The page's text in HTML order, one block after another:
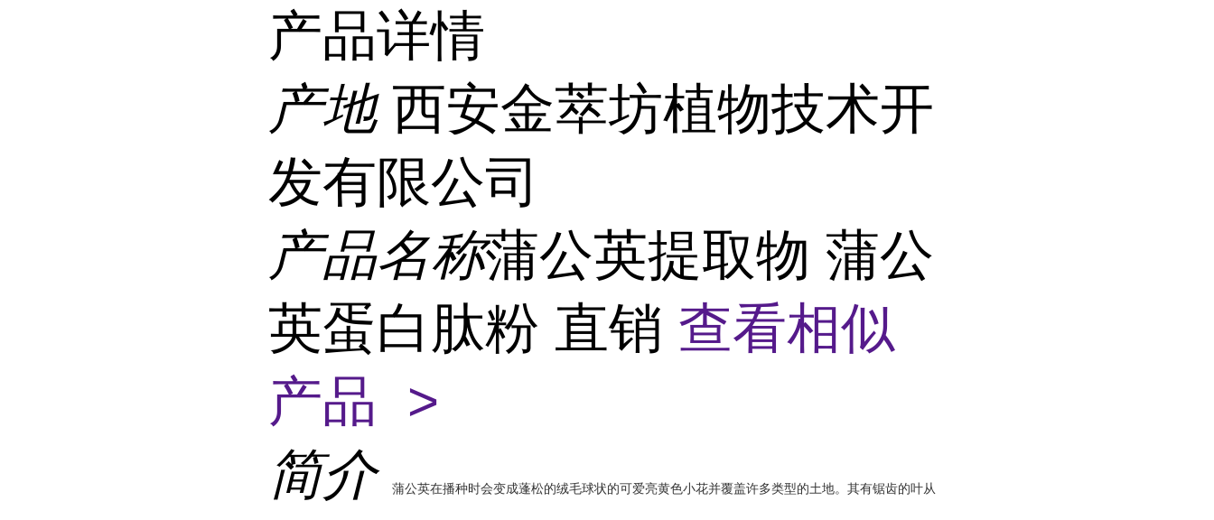
产品详情
产地 西安金萃坊植物技术开
发有限公司
产品名称蒲公英提取物 蒲公
英蛋白肽粉 直销 查看相似
产品 >
简介
蒲公英在播种时会变成蓬松的绒毛球状的可爱亮黄色小花并覆盖许多类型的土地。其有锯齿的叶从